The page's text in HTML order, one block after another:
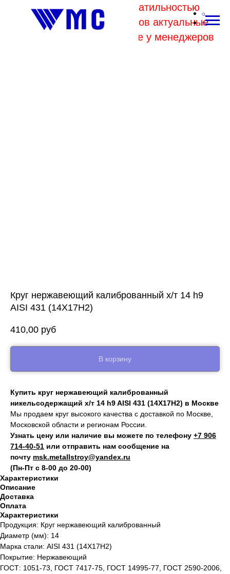
В связи с высокой волатильностью
отпускных цен комбинатов актуальные
цены на металл уточняйте у менеджеров
Круг нержавеющий калиброванный х/т 14 h9
AISI 431 (14Х17Н2)
410,00 руб
В корзину
Купить круг нержавеющий калиброванный
никельсодержащий х/т 14 h9 AISI 431 (14Х17Н2) в Москве
Мы продаем круг высокого качества с доставкой по Москве,
Московской области и регионам России.
Узнать цену или наличие вы можете по телефону +7 906
714‑40-51 или отправить нам сообщение на
почту msk.metallstroy@yandex.ru
(Пн-Пт с 8-00 до 20-00)
Характеристики
Описание
Доставка
Оплата
Характеристики
Продукция: Круг нержавеющий калиброванный
Диаметр (мм): 14
Марка стали: AISI 431 (14Х17Н2)
Покрытие: Нержавеющий
ГОСТ: 1051-73, ГОСТ 7417-75, ГОСТ 14995-77, ГОСТ 2590-2006,